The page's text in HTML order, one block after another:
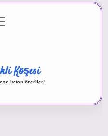
Köşesi
katan öneriler!